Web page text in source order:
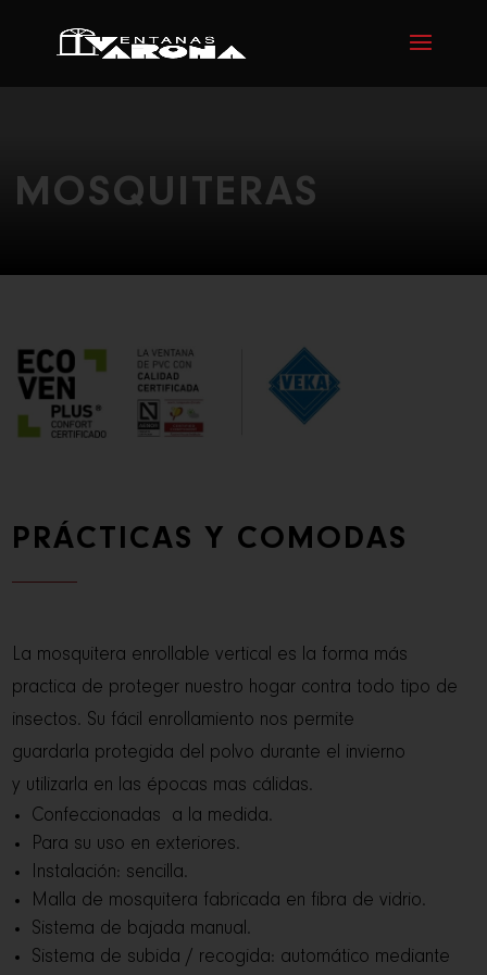
MOSQUITERAS
PRÁCTICAS Y COMODAS
La mosquitera enrollable vertical es la forma más
practica de proteger nuestro hogar contra todo tipo de
insectos. Su fácil enrollamiento nos permite
guardarla protegida del polvo durante el invierno
y utilizarla en las épocas mas cálidas.
Confeccionadas a la medida.
Para su uso en exteriores.
Instalación: sencilla.
Malla de mosquitera fabricada en fibra de vidrio.
Sistema de bajada manual.
Sistema de subida / recogida: automático mediante